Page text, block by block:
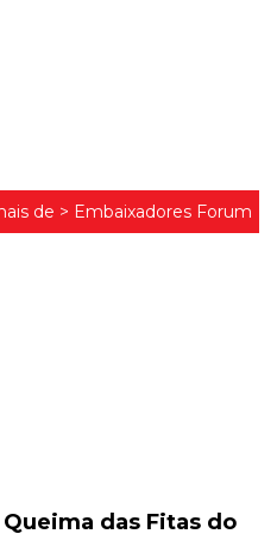
de > Embaixadores Forum
das Fitas do